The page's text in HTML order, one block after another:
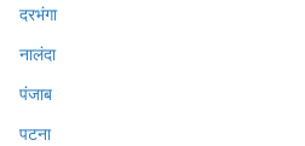
दरभंगा
नालंदा
पंजाब
पटना